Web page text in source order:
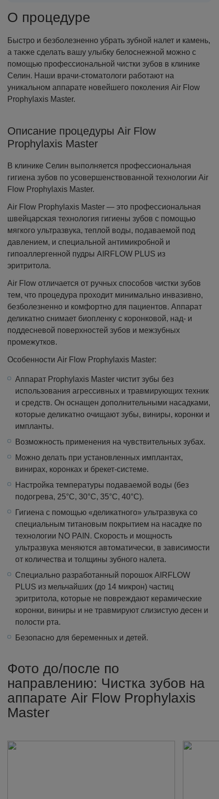
О процедуре
Быстро и безболезненно убрать зубной налет и камень,
а также сделать вашу улыбку белоснежной можно с
помощью профессиональной чистки зубов в клинике
Селин. Наши врачи-стоматологи работают на
уникальном аппарате новейшего поколения Air Flow
Prophylaxis Master.
Описание процедуры Air Flow
Prophylaxis Master
В клинике Селин выполняется профессиональная
гигиена зубов по усовершенствованной технологии Air
Flow Prophylaxis Master.
Air Flow Prophylaxis Master — это профессиональная
швейцарская технология гигиены зубов с помощью
мягкого ультразвука, теплой воды, подаваемой под
давлением, и специальной антимикробной и
гипоаллергенной пудры AIRFLOW PLUS из
эритритола.
Air Flow отличается от ручных способов чистки зубов
тем, что процедура проходит минимально инвазивно,
безболезненно и комфортно для пациентов. Аппарат
деликатно снимает биопленку с коронковой, над- и
поддесневой поверхностей зубов и межзубных
промежутков.
Особенности Air Flow Prophylaxis Master:
Аппарат Prophylaxis Master чистит зубы без
использования агрессивных и травмирующих техник
и средств. Он оснащен дополнительными насадками,
которые деликатно очищают зубы, виниры, коронки и
импланты.
Возможность применения на чувствительных зубах.
Можно делать при установленных имплантах,
винирах, коронках и брекет-системе.
Настройка температуры подаваемой воды (без
подогрева, 25°С, 30°С, 35°С, 40°С).
Гигиена с помощью «деликатного» ультразвука со
специальным титановым покрытием на насадке по
технологии NO PAIN. Скорость и мощность
ультразвука меняются автоматически, в зависимости
от количества и толщины зубного налета.
Специально разработанный порошок AIRFLOW
PLUS из мельчайших (до 14 микрон) частиц
эритритола, которые не повреждают керамические
коронки, виниры и не травмируют слизистую десен и
полости рта.
Безопасно для беременных и детей.
Фото до/после по
направлению: Чистка зубов на
аппарате Air Flow Prophylaxis
Master